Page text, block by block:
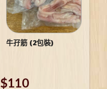
牛孖筋 (2包裝)
$110